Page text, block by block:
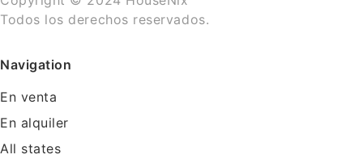
Todos los derechos reservados.
Navigation
En venta
En alquiler
All states